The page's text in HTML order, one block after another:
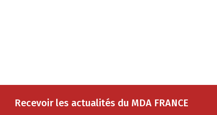
Recevoir les actualités du MDA FRANCE